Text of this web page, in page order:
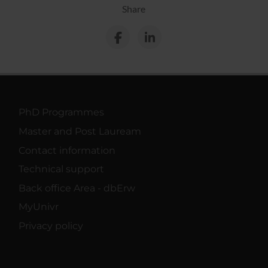
Share
PhD Programmes
Master and Post Lauream
Contact information
Technical support
Back office Area - dbErw
MyUnivr
Privacy policy